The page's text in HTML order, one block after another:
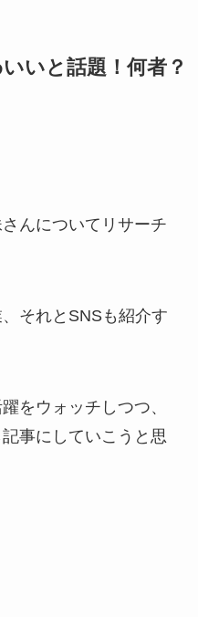
いと話題！何者？
んについてリサーチ
それとSNSも紹介す
をウォッチしつつ、
事にしていこうと思